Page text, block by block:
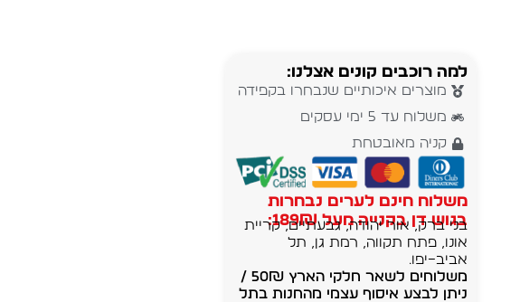
למה רוכבים קונים אצלנו:
מוצרים איכותיים שנבחרו בקפידה
משלוח עד 5 ימי עסקים
קניה מאובטחת
משלוח חינם לערים נבחרות
בגוש דן בקנייה מעל 189₪:
בני ברק, אור יהודה, גבעתיים, קריית
אונו, פתח תקווה, רמת גן, תל
אביב–יפו.
משלוחים לשאר חלקי הארץ 50₪ /
ניתן לבצע איסוף עצמי מהחנות בתל